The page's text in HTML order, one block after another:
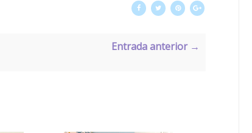
Entrada anterior →